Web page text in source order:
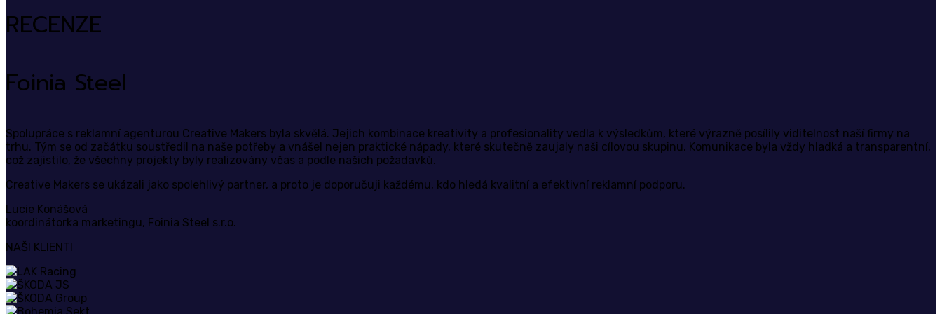
RECENZE
Foinia Steel
Spolupráce s reklamní agenturou Creative Makers byla skvělá. Jejich kombinace kreativity a profesionality vedla k výsledkům, které výrazně posílily viditelnost naší firmy na
trhu. Tým se od začátku soustředil na naše potřeby a vnášel nejen praktické nápady, které skutečně zaujaly naši cílovou skupinu. Komunikace byla vždy hladká a transparentní,
což zajistilo, že všechny projekty byly realizovány včas a podle našich požadavků.
Creative Makers se ukázali jako spolehlivý partner, a proto je doporučuji každému, kdo hledá kvalitní a efektivní reklamní podporu.
Lucie Konášová
koordinátorka marketingu, Foinia Steel s.r.o.
NAŠI KLIENTI